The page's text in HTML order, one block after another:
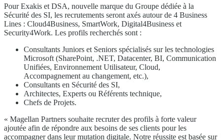
Pour Exakis et DSA, nouvelle marque du Groupe dédiée à la
Sécurité des SI, les recrutements seront axés autour de 4 Business
Lines : Cloud4Business, SmartWork, Digital4Business et
Security4Work. Les profils recherchés sont :
Consultants Juniors et Seniors spécialisés sur les technologies
Microsoft (SharePoint, .NET, Datacenter, BI, Communication
Unifiées, Environnement Utilisateur, Cloud,
Accompagnement au changement, etc.),
Consultants en Sécurité des SI,
Architectes, Experts ou Référents technique,
Chefs de Projets.
« Magellan Partners souhaite recruter des profils à forte valeur
ajoutée afin de répondre aux besoins de ses clients pour les
accompagner dans leur mutation digitale. Notre réussite est basée sur